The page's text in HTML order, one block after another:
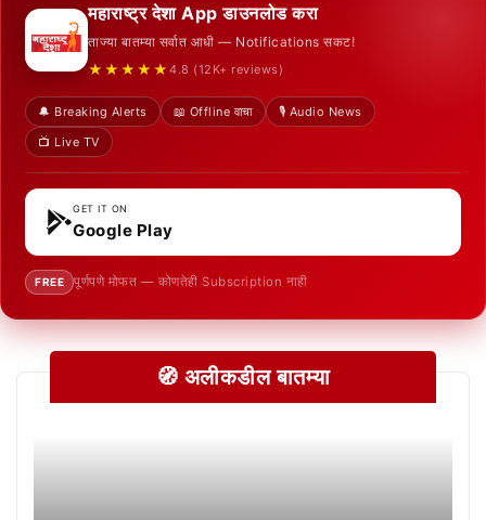
महाराष्ट्र देशा App डाउनलोड करा
ताज्या बातम्या सर्वात आधी — Notifications सकट!
★★★★★ 4.8 (12K+ reviews)
🔔 Breaking Alerts 📖 Offline वाचा
🎙️ Audio News
📺 Live TV
GET IT ON
Google Play
FREE पूर्णपणे मोफत — कोणतेही Subscription नाही
🧭 अलीकडील बातम्या